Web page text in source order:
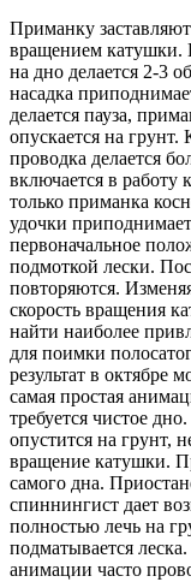
Приманку заставляют
вращением катушки.
на дно делается 2-3
насадка
делается пауза,
опускается на грунт.
проводка делается
включается в
только приманка
удочки
первоначальное
подмоткой лески.
повторяются.
скорость вращения
найти наиболее
для поимки
результат в октябре
самая простая
требуется чистое
опустится на грунт,
вращение катушки.
самого дна.
спиннингист дает
полностью лечь на
подматывается
анимации часто